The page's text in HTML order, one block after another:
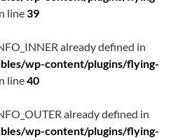
line39
already defined in
wp-content/plugins/flying-
line40
already defined in
wp-content/plugins/flying-